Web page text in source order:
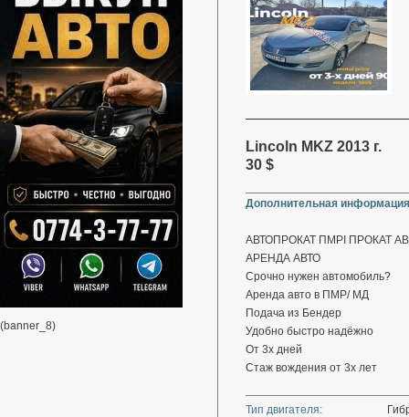
(banner_8)
Lincoln MKZ 2013 г.
30 $
Дополнительная
АВТОПРОКАТ ПМРІ ПРОКАТ
АРЕНДА АВТО
Срочно нужен автомобиль?
Аренда авто в ПМР/ МД
Подача из Бендер
Удобно быстро надёжно
От 3х дней
Стаж вождения от 3х лет
Тип двигателя: